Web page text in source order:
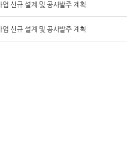
업 신규 설계 및 공사발주 계획
업 신규 설계 및 공사발주 계획